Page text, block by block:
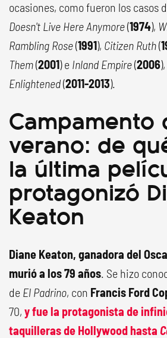
ocasiones, como fueron los casos
Doesn't Live Here Anymore(1974),
Rambling Rose(1991), Citizen Ruth(
Them(2001) e Inland Empire(2006
Enlightened(2011-2013).
Campamento
verano: de
la última
protagonizó
Keaton
Diane Keaton, ganadora del
murió a los 79 años. Se hizo
de El Padrino, con Francis Ford
70, y fue la protagonista de
taquilleras de Hollywood hasta